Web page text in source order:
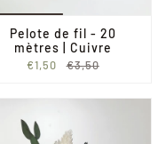
Pelote de fil - 20
mètres | Cuivre
€1,50 €3,50